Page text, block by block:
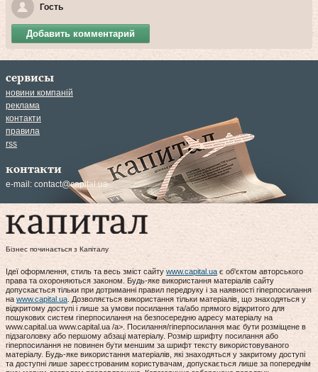
Гость
Добавить комментарий
сервисы
новини компаній
реклама
контакти
правила
rss
контакти
e-mail: contact@capital.ua
Бізнес починається з Капіталу
Ідеї оформлення, стиль та весь зміст сайту www.capital.ua є об'єктом авторського
права та охороняються законом. Будь-яке використання матеріалів сайту
допускається тільки при дотриманні правил передруку і за наявності гіперпосилання
на www.capital.ua. Дозволяється використання тільки матеріалів, що знаходяться у
відкритому доступі і лише за умови посилання та/або прямого відкритого для
пошукових систем гіперпосилання на безпосередню адресу матеріалу на
www.capital.ua www.capital.ua /a>. Посилання/гіперпосилання має бути розміщене в
підзаголовку або першому абзаці матеріалу. Розмір шрифту посилання або
гіперпосилання не повинен бути меншим за шрифт тексту використовуваного
матеріалу. Будь-яке використання матеріалів, які знаходяться у закритому доступі
та доступні лише зареєстрованим користувачам, допускається лише за попереднім